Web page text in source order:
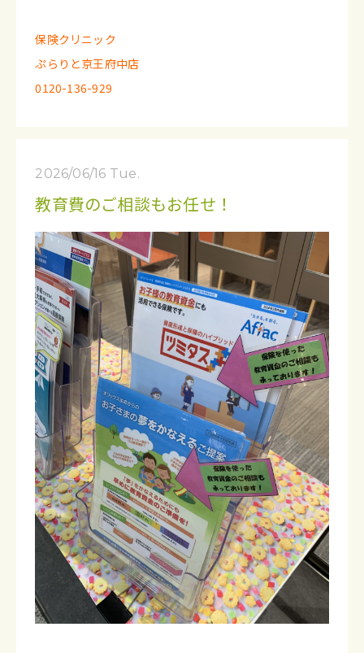
保険クリニック
ぷらりと京王府中店
0120-136-929
2026/06/16 Tue.
教育費のご相談もお任せ！